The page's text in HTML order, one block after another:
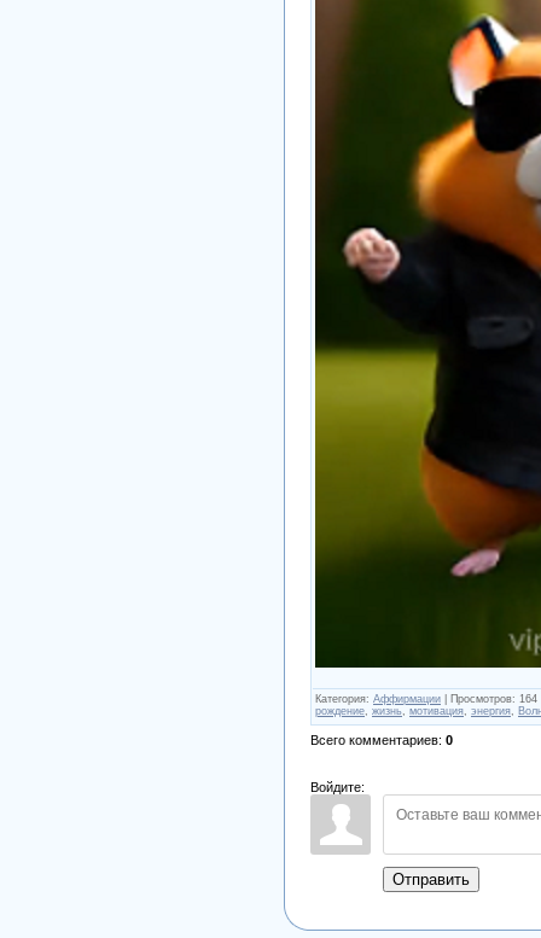
Категория: Аффирмации Просмотров: 164
рождение жизнь мотивация энергия
Всего комментариев: 0
Войдите:
Отправить